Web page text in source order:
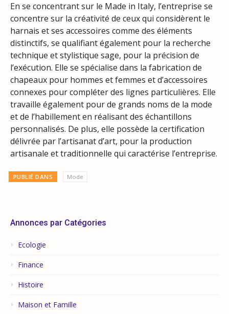
En se concentrant sur le Made in Italy, l’entreprise se
concentre sur la créativité de ceux qui considèrent le
harnais et ses accessoires comme des éléments
distinctifs, se qualifiant également pour la recherche
technique et stylistique sage, pour la précision de
l’exécution. Elle se spécialise dans la fabrication de
chapeaux pour hommes et femmes et d’accessoires
connexes pour compléter des lignes particulières. Elle
travaille également pour de grands noms de la mode
et de l’habillement en réalisant des échantillons
personnalisés. De plus, elle possède la certification
délivrée par l’artisanat d’art, pour la production
artisanale et traditionnelle qui caractérise l’entreprise.
PUBLIÉ DANS Mode
Annonces par Catégories
Ecologie
Finance
Histoire
Maison et Famille